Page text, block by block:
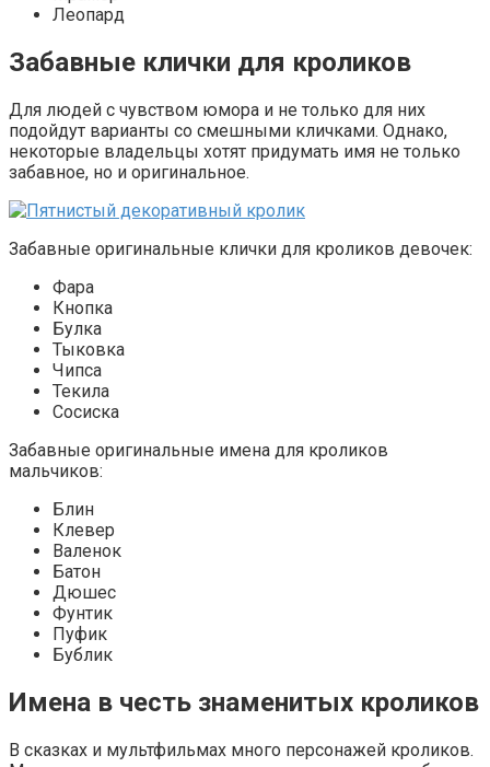
Леопард
Забавные клички для кроликов
Для людей с чувством юмора и не только для них
подойдут варианты со смешными кличками. Однако,
некоторые владельцы хотят придумать имя не только
забавное, но и оригинальное.
Забавные оригинальные клички для кроликов девочек:
Фара
Кнопка
Булка
Тыковка
Чипса
Текила
Сосиска
Забавные оригинальные имена для кроликов
мальчиков:
Блин
Клевер
Валенок
Батон
Дюшес
Фунтик
Пуфик
Бублик
Имена в честь знаменитых кроликов
В сказках и мультфильмах много персонажей кроликов.